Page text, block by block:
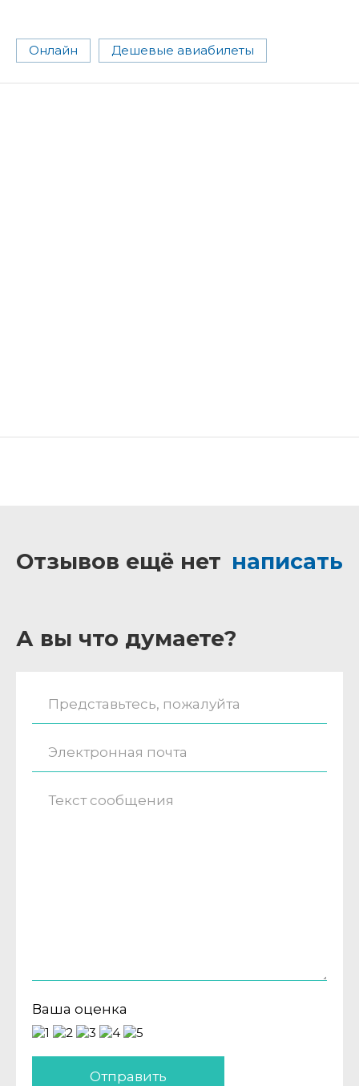
Онлайн Дешевые авиабилеты
Отзывов ещё нет написать
А вы что думаете?
Ваша оценка
Отправить